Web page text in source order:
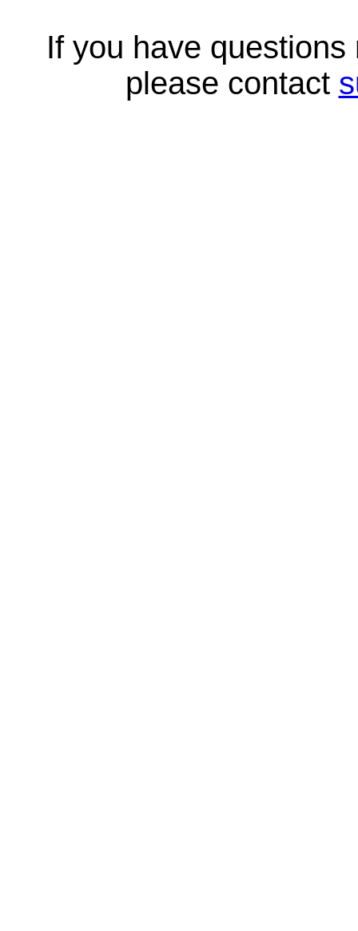
If you have
please contact